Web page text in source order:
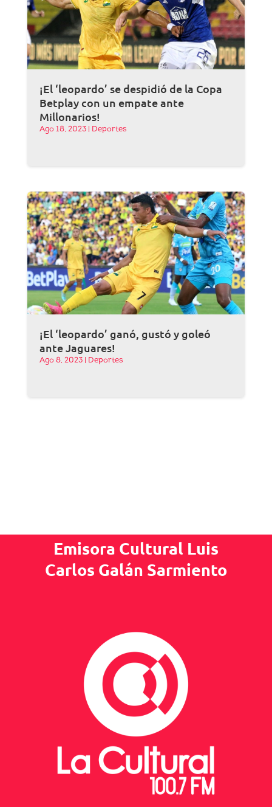
¡El ‘leopardo’ se despidió de la Copa
Betplay con un empate ante
Millonarios!
Ago 18, 2023| Deportes
¡El ‘leopardo’ ganó, gustó y goleó
ante Jaguares!
Ago 8, 2023| Deportes
Emisora Cultural Luis
Carlos Galán Sarmiento